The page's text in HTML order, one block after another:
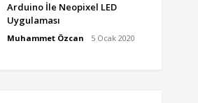
Arduino İle Neopixel LED
Uygulaması
Muhammet Özcan 5 Ocak 2020